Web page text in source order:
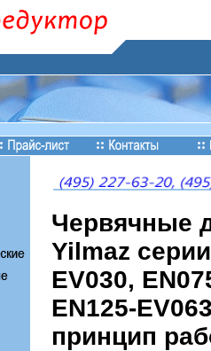
Червячные
Yilmaz
EV030,
EN125-
принцип